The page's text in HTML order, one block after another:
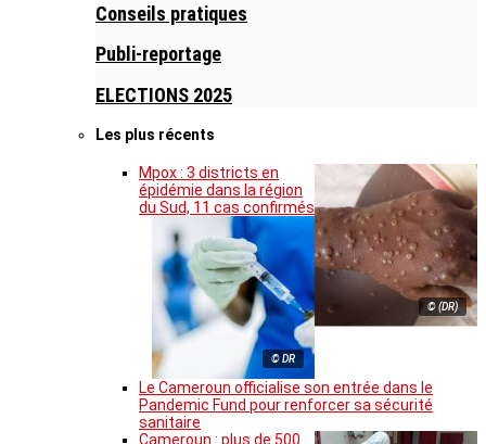
Conseils pratiques
Publi-reportage
ELECTIONS 2025
Les plus récents
© (DR)
Mpox : 3 districts en
épidémie dans la région
du Sud, 11 cas confirmés
© DR
Le Cameroun officialise son entrée dans le
Pandemic Fund pour renforcer sa sécurité
sanitaire
Cameroun : plus de 500